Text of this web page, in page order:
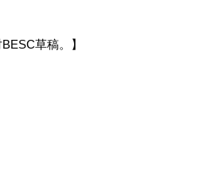
草稿。】